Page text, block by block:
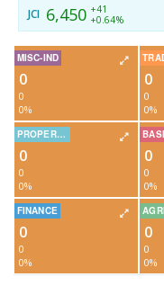
JCI 6,450 +41
+0.64%
MISC-IND
0
0
0%
0
0
0%
PROPERTY
0
0
0%
0
0
0%
FINANCE
0
0
0%
AGRI
0
0
0%